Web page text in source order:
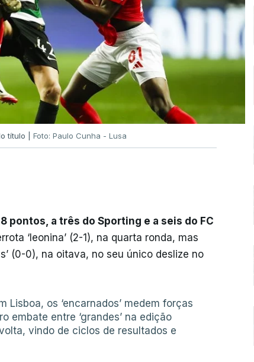
título | Foto: Paulo Cunha - Lusa
pontos, a três do Sporting e a seis do FC
‘leonina’ (2-1), na quarta ronda, mas
(0-0), na oitava, no seu único deslize no
Lisboa, os ‘encarnados’ medem forças
embate entre ‘grandes’ na edição
vindo de ciclos de resultados e